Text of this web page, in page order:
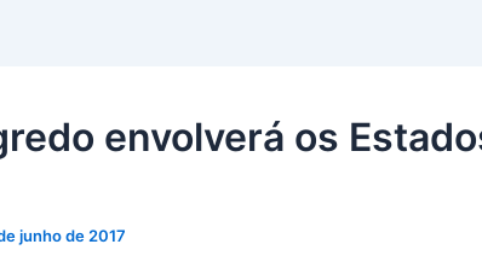
envolverá os
junho de 2017